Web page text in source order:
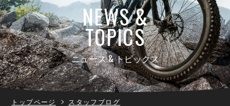
NEWS &
TOPICS
ニュース & トピックス
トップページ
スタッフブログ